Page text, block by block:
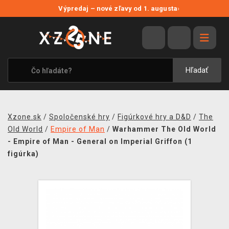
Výpredaj – nové zľavy od 1. augusta›
Hľadať
VÝPREDAJ
VIDEOHRY
XZONE ORIGINALS
TEMATIKY
MERCHANDISE
SPOLOČENSKÉ HRY
Xzone.sk / Spoločenské hry / Figúrkové hry a D&D / The
Old World / Empire of Man / Warhammer The Old World
- Empire of Man - General on Imperial Griffon (1
figúrka)